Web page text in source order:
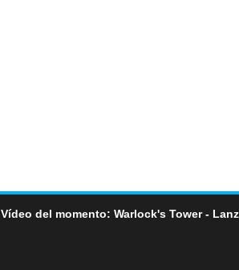
Vídeo del momento: Warlock's Tower -